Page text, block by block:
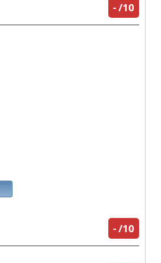
-/10
-/10